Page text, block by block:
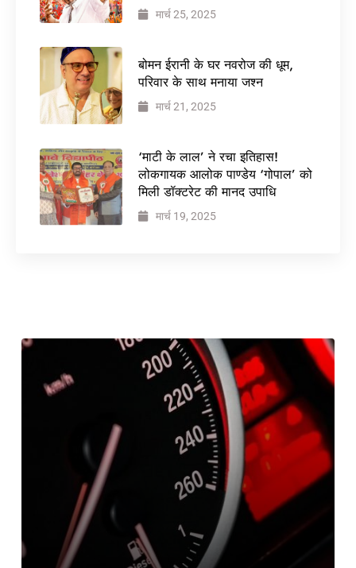
मार्च 25, 2025
बोमन ईरानी के घर नवरोज की धूम,
परिवार के साथ मनाया जश्न
मार्च 21, 2025
‘माटी के लाल’ ने रचा इतिहास!
लोकगायक आलोक पाण्डेय ‘गोपाल’ को
मिली डॉक्टरेट की मानद उपाधि
मार्च 19, 2025